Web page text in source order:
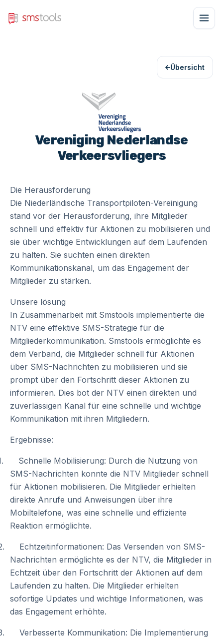
Übersicht
Vereniging Nederlandse
Verkeersvliegers
Die Herausforderung
Die Niederländische Transportpiloten-Vereinigung
stand vor der Herausforderung, ihre Mitglieder
schnell und effektiv für Aktionen zu mobilisieren und
sie über wichtige Entwicklungen auf dem Laufenden
zu halten. Sie suchten einen direkten
Kommunikationskanal, um das Engagement der
Mitglieder zu stärken.
Unsere lösung
In Zusammenarbeit mit Smstools implementierte die
NTV eine effektive SMS-Strategie für die
Mitgliederkommunikation. Smstools ermöglichte es
dem Verband, die Mitglieder schnell für Aktionen
über SMS-Nachrichten zu mobilisieren und sie
prompt über den Fortschritt dieser Aktionen zu
informieren. Dies bot der NTV einen direkten und
zuverlässigen Kanal für eine schnelle und wichtige
Kommunikation mit ihren Mitgliedern.
Ergebnisse:
Schnelle Mobilisierung: Durch die Nutzung von
SMS-Nachrichten konnte die NTV Mitglieder schnell
für Aktionen mobilisieren. Die Mitglieder erhielten
direkte Anrufe und Anweisungen über ihre
Mobiltelefone, was eine schnelle und effiziente
Reaktion ermöglichte.
Echtzeitinformationen: Das Versenden von SMS-
Nachrichten ermöglichte es der NTV, die Mitglieder in
Echtzeit über den Fortschritt der Aktionen auf dem
Laufenden zu halten. Die Mitglieder erhielten
sofortige Updates und wichtige Informationen, was
das Engagement erhöhte.
Verbesserte Kommunikation: Die Implementierung